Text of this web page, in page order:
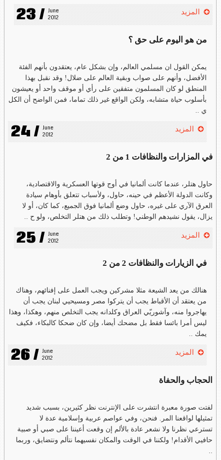
23 / June
2012
المزيد
من هو اليوم على حق ؟
يمكن القول ان مسلمي العالم، وإن بشكل عام، يعتقدون بأنهم الفئة
الأفضل، وأنهم على صواب وبقية العالم على ضلال! وقد نقبل بهذا
المنطق لو كان المسلمون متفقين على رأي أو موقف واحد أو يعيشون
بأسلوب حياة متشابه، ولكن الواقع غير ذلك تماما، فمن الواضح أن الكل
ي ..
24 / June
2012
المزيد
في المزارات والنظافات 1 من 2
حاول هتلر، عندما كانت ألمانيا في أوج قوتها العسكرية والاقتصادية،
وكانت الدولة الأعظم في حينه، حاول، ولأسباب تتعلق بأوهام سيادة
العرق الآري على غيره، حاول وضع ألمانيا فوق الجميع، كما كان، أو لا
يزال، يقول نشيدهم الوطني! وتطلب ذلك من هتلر التخلص، ولو ح ..
25 / June
2012
المزيد
في الزيارات والنظافات 2 من 2
هنالك من يعد الشيعة مثلا مشركين ويجب العمل على إفنائهم، وهناك
من يعتقد أن الأقباط يجب أن يتركوا مصر ومسيحيي لبنان يجب أن
يهاجروا منه، وآشوريّي العراق وكلدانه يجب التخلص منهم، وهكذا، وهذا
ليس أمرا بائسا فقط بل مضحك أيضا، وإن كان ضحكا كالبكاء، فكيف
يمك ..
26 / June
2012
المزيد
الحجاب والحفاة
لفتت صورة معبرة انتشرت على الإنترنت نظر كثيرين، بسبب شديد
تمثيلها لواقعنا المر. فنحن، وفي عواصم عربية وإسلامية عدة لا
تسترعي نظرنا ولا نشعر عادة بالألم إن وقعت أعيننا على صبي أو صبية
حافيي الأقدام! ولكننا في الوقت والمكان نفسيهما نتألم ونتضايق، وربما
..